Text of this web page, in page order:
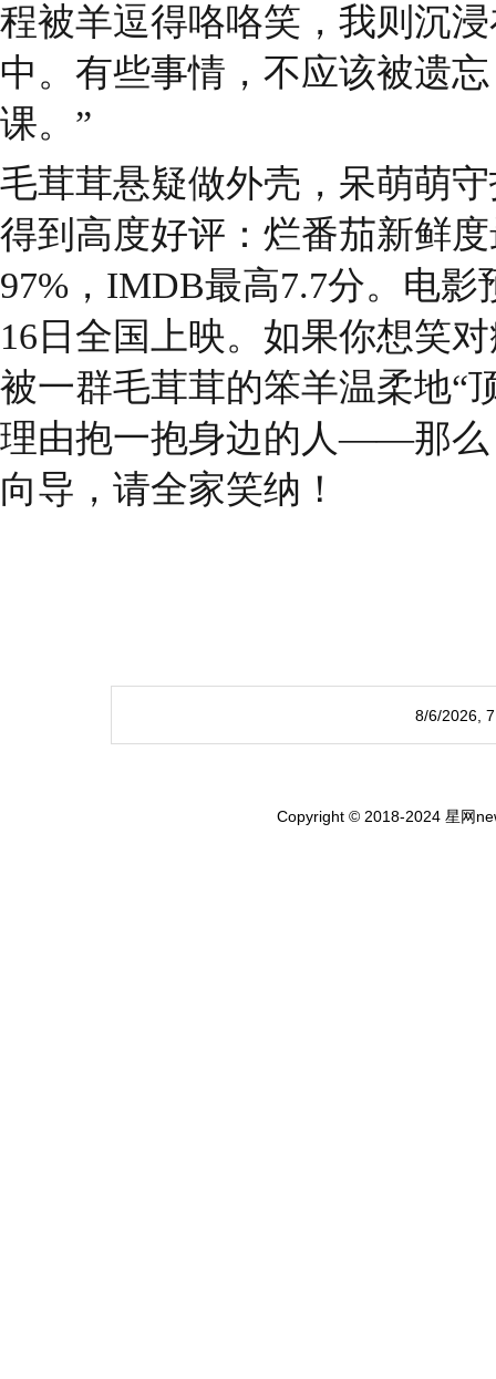
程被羊逗得咯咯笑，我则沉
中。有些事情，不应该被遗
课。”
毛茸茸悬疑做外壳，呆萌萌
得到高度好评：烂番茄新鲜
97%，IMDB最高7.7分。电
16日全国上映。如果你想笑
被一群毛茸茸的笨羊温柔地“
理由抱一抱身边的人——那么
向导，请全家笑纳！
8/6/2026,
Copyright © 2018-2024 星网